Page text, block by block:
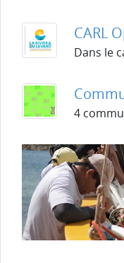
CARL
Dans le
4